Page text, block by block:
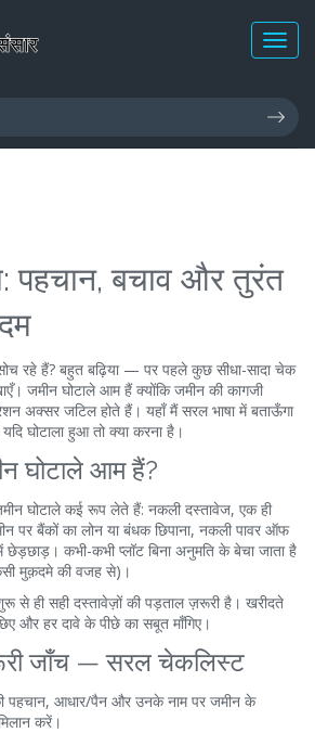
पहचान, बचाव और तुरंत
रहे हैं? बहुत बढ़िया — पर पहले कुछ सीधा-सादा चेक
जमीन घोटाले आम हैं क्योंकि जमीन की कागजी
अक्सर जटिल होते हैं। यहाँ मैं सरल भाषा में बताऊँगा
घोटाला हुआ तो क्या करना है।
घोटाले आम हैं?
घोटाले कई रूप लेते हैं: नकली दस्तावेज, एक ही
पर बैंकों का लोन या बंधक छिपाना, नकली पावर ऑफ
में छेड़छाड़। कभी-कभी प्लॉट बिना अनुमति के बेचा जाता है
मुक़दमे की वजह से)।
ही सही दस्तावेज़ों की पड़ताल ज़रूरी है। खरीदते
और हर दावे के पीछे का सबूत माँगिए।
जाँच — सरल चेकलिस्ट
पहचान, आधार/पैन और उनके नाम पर जमीन के
करें।